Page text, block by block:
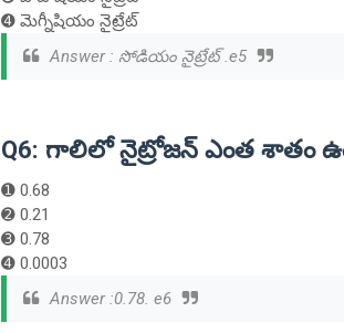
➍ మెగ్నీషియం నైట్రేట్
Answer : సోడియం నైట్రేట్ .e5
Q6: గాలిలో నైట్రోజన్ ఎంత శాతం
➊ 0.68
➋ 0.21
➌ 0.78
➍ 0.0003
Answer :0.78. e6